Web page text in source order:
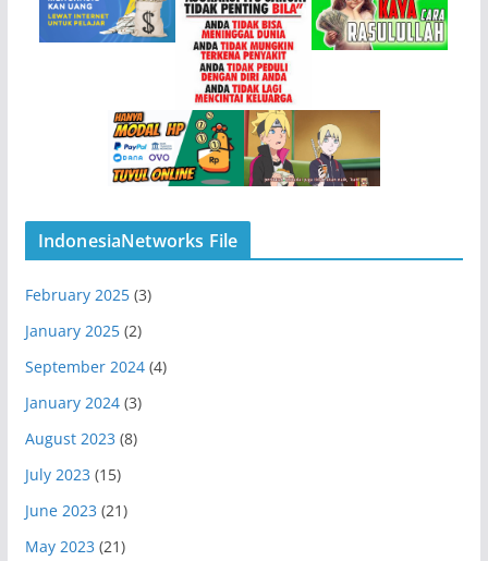
IndonesiaNetworks File
February 2025(3)
January 2025(2)
September 2024(4)
January 2024(3)
August 2023 (8)
July 2023 (15)
June 2023 (21)
May 2023 (21)